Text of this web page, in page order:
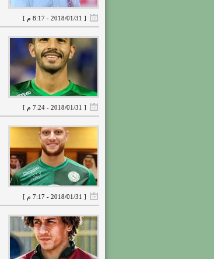
[ 2018/01/31 - 8:17 م ]
[ 2018/01/31 - 7:24 م ]
[ 2018/01/31 - 7:17 م ]